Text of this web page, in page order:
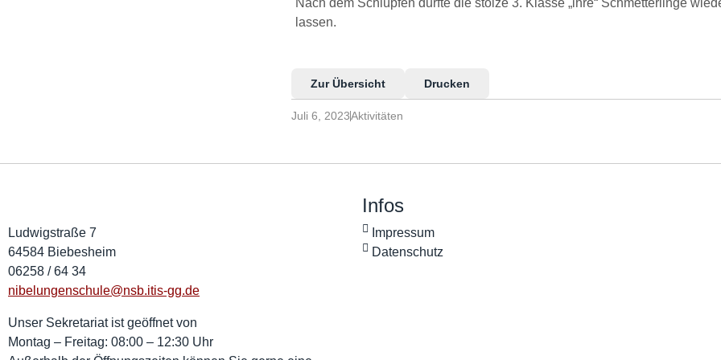
Nach dem Schlüpfen durfte die stolze 3. Klasse „ihre“ Schmetterlinge
lassen.
Zur Übersicht Drucken
Juli 6, 2023Aktivitäten
Ludwigstraße 7
64584 Biebesheim
06258 / 64 34
nibelungenschule@nsb.itis-gg.de
Unser Sekretariat ist geöffnet von
Montag – Freitag: 08:00 – 12:30 Uhr
Infos
Impressum
Datenschutz